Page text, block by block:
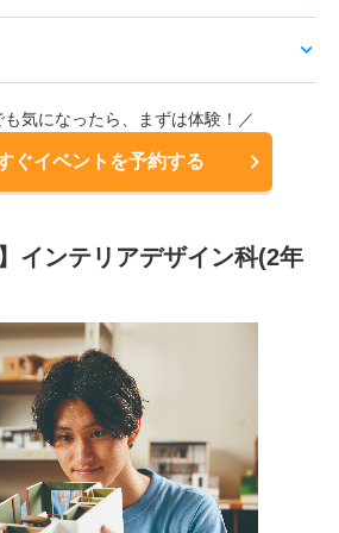
も気になったら、まずは体験！／
ぐイベントを予約する
インテリアデザイン科(2年